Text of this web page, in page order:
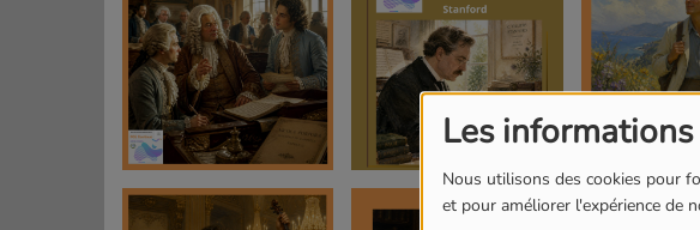
Les
Nous utilisons des cookies pour
et pour améliorer l'expérience de